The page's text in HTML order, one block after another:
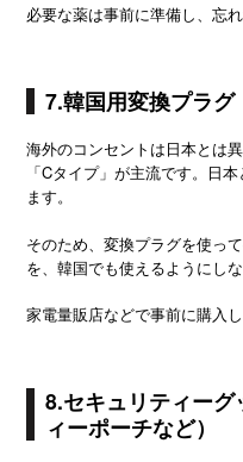
必要な薬は事前に準備し、忘
7.韓国用変換プラグ
海外のコンセントは日本とは
「Cタイプ」が主流です。日
ます。
そのため、変換プラグを使っ
を、韓国でも使えるようにし
家電量販店などで事前に購入
8.セキュリティー
ィーポーチなど）